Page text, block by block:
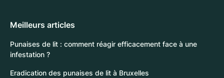
Meilleurs articles
Punaises de lit : comment réagir efficacement face à une
infestation ?
Eradication des punaises de lit à Bruxelles